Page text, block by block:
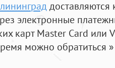
доставляются
электронные
карт Master Card или
можно обратиться